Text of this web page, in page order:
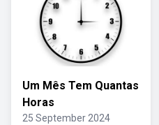
Um Mês Tem Quantas
Horas
25 September 2024